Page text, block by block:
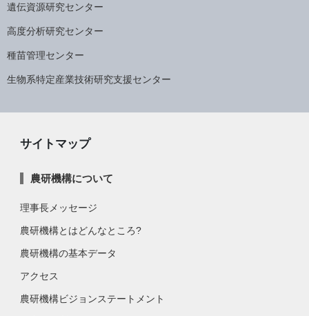
遺伝資源研究センター
高度分析研究センター
種苗管理センター
生物系特定産業技術研究支援センター
サイトマップ
農研機構について
理事長メッセージ
農研機構とはどんなところ?
農研機構の基本データ
アクセス
農研機構ビジョンステートメント